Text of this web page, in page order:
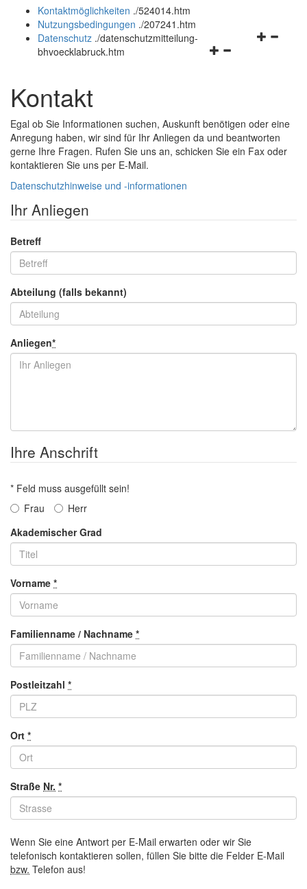
und
schließen
Kontaktmöglichkeiten ./524014.htm
Nutzungsbedingungen ./207241.htm
Navigationsmenü
Datenschutz ./datenschutzmitteilung-
bhvoecklabruck.htm
Kontakt
Egal ob Sie Informationen suchen, Auskunft benötigen oder eine
Anregung haben, wir sind für Ihr Anliegen da und beantworten
gerne Ihre Fragen. Rufen Sie uns an, schicken Sie ein Fax oder
kontaktieren Sie uns per E-Mail.
Datenschutzhinweise und -informationen
Ihr Anliegen
Betreff
Abteilung (falls bekannt)
Anliegen*
Ihre Anschrift
* Feld muss ausgefüllt sein!
Frau
Herr
Akademischer Grad
Vorname *
Familienname / Nachname *
Postleitzahl *
Ort *
Straße Nr. *
Wenn Sie eine Antwort per E-Mail erwarten oder wir Sie
telefonisch kontaktieren sollen, füllen Sie bitte die Felder E-Mail
bzw. Telefon aus!